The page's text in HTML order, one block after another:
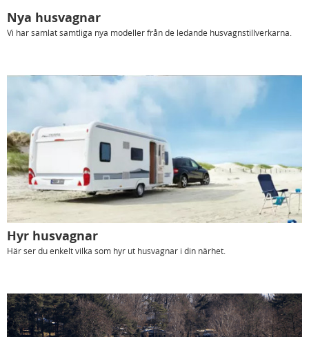
Nya husvagnar
Vi har samlat samtliga nya modeller från de ledande husvagnstillverkarna.
Hyr husvagnar
Här ser du enkelt vilka som hyr ut husvagnar i din närhet.